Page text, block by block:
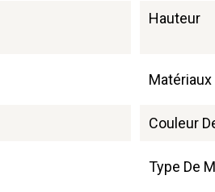
Hauteur
Matériaux
Couleur
Type De